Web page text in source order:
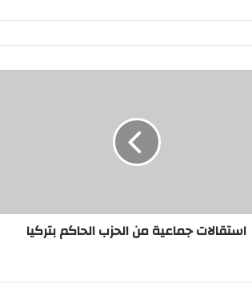
استقالات جماعية من الحزب الحاكم بتركيا